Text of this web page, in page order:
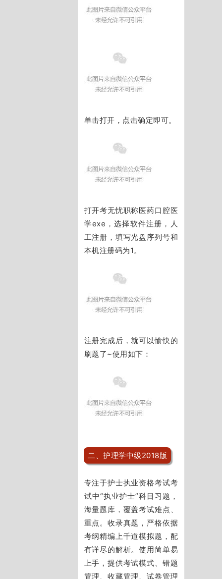
单击打开，点击确定即可。
打开考无忧职称医药口腔医
学exe，选择软件注册，人
工注册， 填写光盘序列号和
本机注册码为1。
注册完成后，就可以愉快的
刷题了~使用如下：
二、护理学中级2018版
专注于护士执业资格考试考
试中“执业护士”科目习题，
海量题库，覆盖考试难点、
重点。收录真题，严格依据
考纲精编上千道模拟题，配
有详尽的解析。使用简单易
上手，提供考试模式、错题
管理、收藏管理、试卷管理